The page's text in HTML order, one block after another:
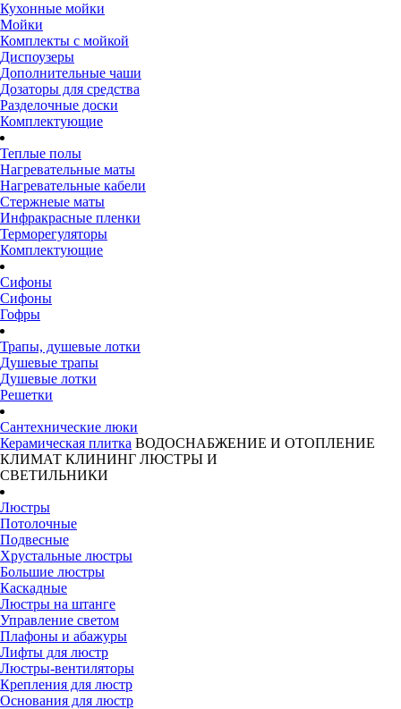
Кухонные мойки
Мойки
Комплекты с мойкой
Диспоузеры
Дополнительные чаши
Дозаторы для средства
Разделочные доски
Комплектующие
Теплые полы
Нагревательные маты
Нагревательные кабели
Стержнеые маты
Инфракрасные пленки
Терморегуляторы
Комплектующие
Сифоны
Сифоны
Гофры
Трапы, душевые лотки
Душевые трапы
Душевые лотки
Решетки
Сантехнические люки
Керамическая плитка ВОДОСНАБЖЕНИЕ И ОТОПЛЕНИЕ
КЛИМАТ КЛИНИНГ ЛЮСТРЫ И
СВЕТИЛЬНИКИ
Люстры
Потолочные
Подвесные
Хрустальные люстры
Большие люстры
Каскадные
Люстры на штанге
Управление светом
Плафоны и абажуры
Лифты для люстр
Люстры-вентиляторы
Крепления для люстр
Основания для люстр